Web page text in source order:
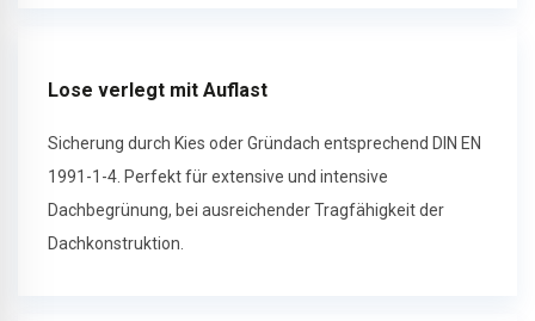
Lose verlegt mit Auflast
Sicherung durch Kies oder Gründach entsprechend DIN EN
1991-1-4. Perfekt für extensive und intensive
Dachbegrünung, bei ausreichender Tragfähigkeit der
Dachkonstruktion.